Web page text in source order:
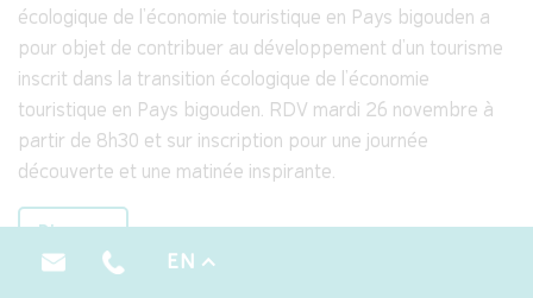
EN
écologique de l’économie touristique en Pays bigouden a
pour objet de contribuer au développement d’un tourisme
inscrit dans la transition écologique de l’économie
touristique en Pays bigouden. RDV mardi 26 novembre à
partir de 8h30 et sur inscription pour une journée
découverte et une matinée inspirante.
Discover